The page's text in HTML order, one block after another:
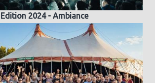
Edition 2024 - Ambiance